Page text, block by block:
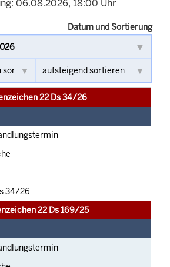
06.08.2026, 18:00 Uhr
Datum und Sortierung
22 Ds 34/26
34/26
22 Ds 169/25